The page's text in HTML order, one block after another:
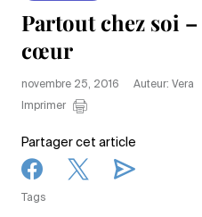
Partout chez soi
cœur
novembre 25, 2016
Auteur: Vera
Imprimer
Partager cet article
Tags